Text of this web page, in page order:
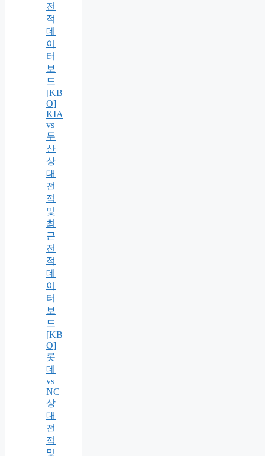
전
적
데
이
터
보
드
[KB
O]
KIA
vs
두
산
상
대
전
적
및
최
근
전
적
데
이
터
보
드
[KB
O]
롯
데
vs
NC
상
대
전
적
및